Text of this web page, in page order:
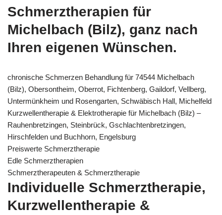
Schmerztherapien für
Michelbach (Bilz), ganz nach
Ihren eigenen Wünschen.
chronische Schmerzen Behandlung für 74544 Michelbach
(Bilz), Obersontheim, Oberrot, Fichtenberg, Gaildorf, Vellberg,
Untermünkheim und Rosengarten, Schwäbisch Hall, Michelfeld
Kurzwellentherapie & Elektrotherapie für Michelbach (Bilz) –
Rauhenbretzingen, Steinbrück, Gschlachtenbretzingen,
Hirschfelden und Buchhorn, Engelsburg
Preiswerte Schmerztherapie
Edle Schmerztherapien
Schmerztherapeuten & Schmerztherapie
Individuelle Schmerztherapie,
Kurzwellentherapie &